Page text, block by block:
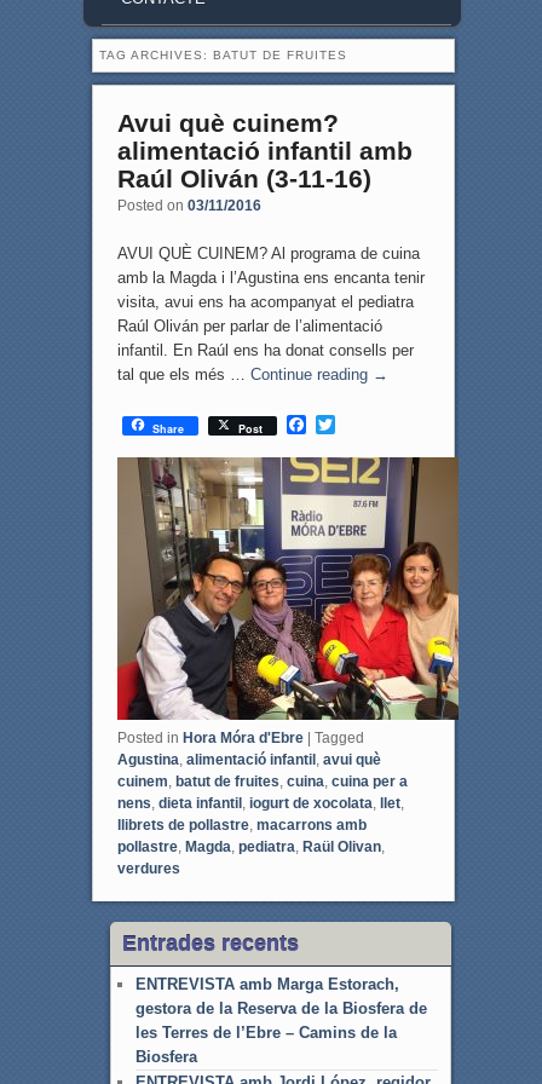
TAG ARCHIVES: BATUT DE FRUITES
Avui què cuinem?
alimentació infantil amb
Raúl Oliván (3-11-16)
Posted on 03/11/2016
AVUI QUÈ CUINEM? Al programa de cuina
amb la Magda i l’Agustina ens encanta tenir
visita, avui ens ha acompanyat el pediatra
Raúl Oliván per parlar de l’alimentació
infantil. En Raúl ens ha donat consells per
tal que els més … Continue reading →
Share Post
F
c
e
b
o
o
k
T
i
t
t
e
r
Posted in Hora Móra d'Ebre | Tagged
Agustina alimentació infantil, avui què
cuinem batut de fruites cuina cuina per a
nens dieta infantil, iogurt de xocolata llet,
llibrets de pollastre, macarrons amb
pollastre, Magda pediatra Raül Olivan,
verdures
Entrades recents
ENTREVISTA amb Marga Estorach,
gestora de la Reserva de la Biosfera de
les Terres de l’Ebre – Camins de la
Biosfera